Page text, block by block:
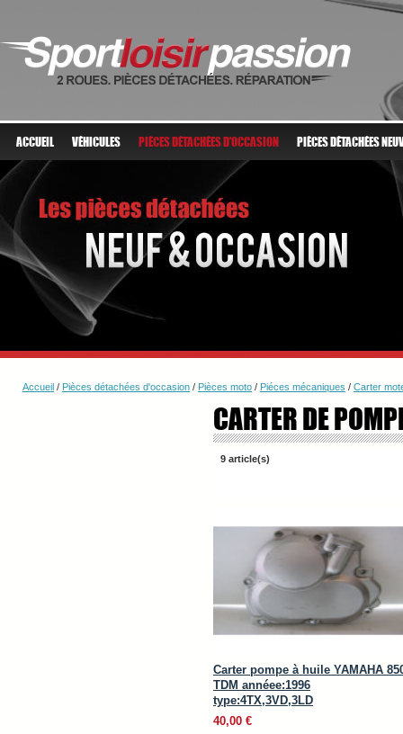
ACCUEIL VÉHICULES PIÈCES DÉTACHÉES D'OCCASION PIÈCES DÉTACHÉES
Accueil / Pièces détachées d'occasion / Pièces moto / Piéces mécaniques / Carter
CARTER DE
9 article(s)
Carter pompe à huile YAMAHA
TDM annéee:1996
type:4TX,3VD,3LD
40,00 €